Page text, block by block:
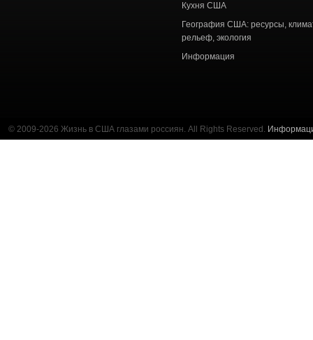
Кухня США
География США: ресурсы,
рельеф, экология
Информация
© 2009-2026 Жизнь в США глазами россиян. All Rights Reserved.